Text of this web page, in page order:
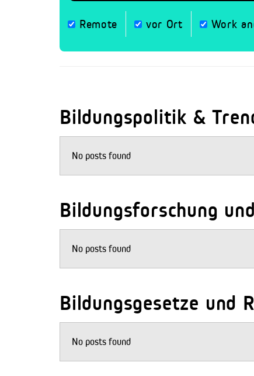
Remote vor Ort Work
Bildungspolitik &
No posts found
Bildungsforschung
No posts found
Bildungsgesetze und
No posts found